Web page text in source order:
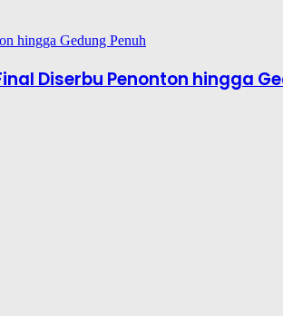
Diserbu Penonton hingga